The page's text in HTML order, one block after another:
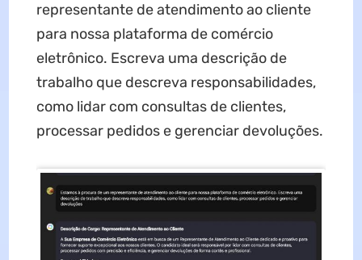
representante de atendimento ao cliente
para nossa plataforma de comércio
eletrônico. Escreva uma descrição de
trabalho que descreva responsabilidades,
como lidar com consultas de clientes,
processar pedidos e gerenciar devoluções.